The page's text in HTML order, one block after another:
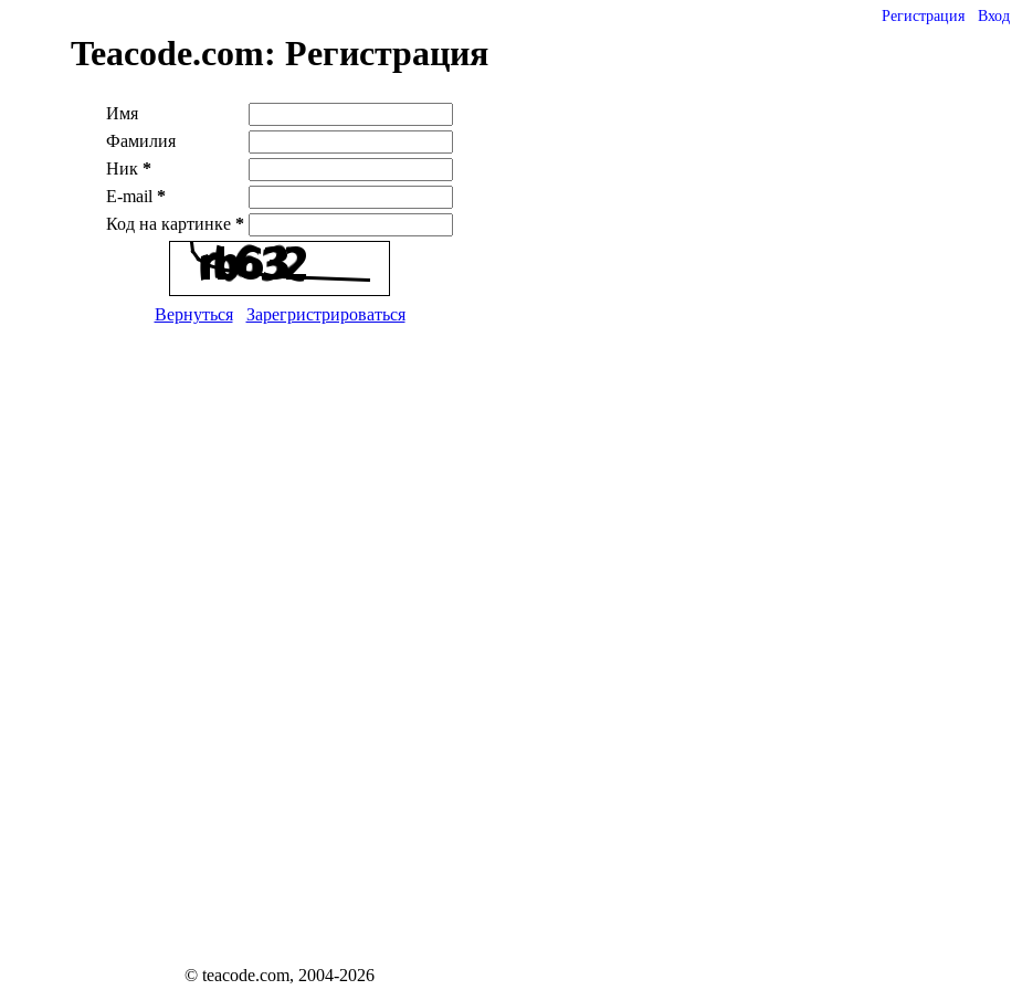
Регистрация Вход
Teacode.com: Регистрация
Имя
Фамилия
Ник *
E-mail *
Код на картинке *
Вернуться Зарегристрироваться
© teacode.com, 2004-2026